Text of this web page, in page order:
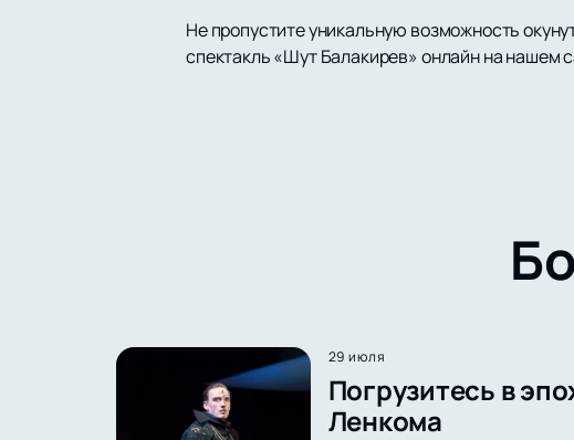
Не пропустите уникальную возможность
спектакль «Шут Балакирев» онлайн на нашем
29 июля
Погрузитесь в
Ленкома